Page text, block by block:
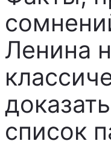
Ленина
список